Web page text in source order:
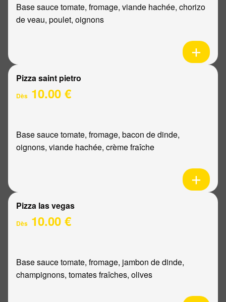
Base sauce tomate, fromage, viande hachée, chorizo
de veau, poulet, oignons
Pizza saint pietro
Dès 10.00 €
Base sauce tomate, fromage, bacon de dinde,
oignons, viande hachée, crème fraîche
Pizza las vegas
Dès 10.00 €
Base sauce tomate, fromage, jambon de dinde,
champignons, tomates fraîches, olives